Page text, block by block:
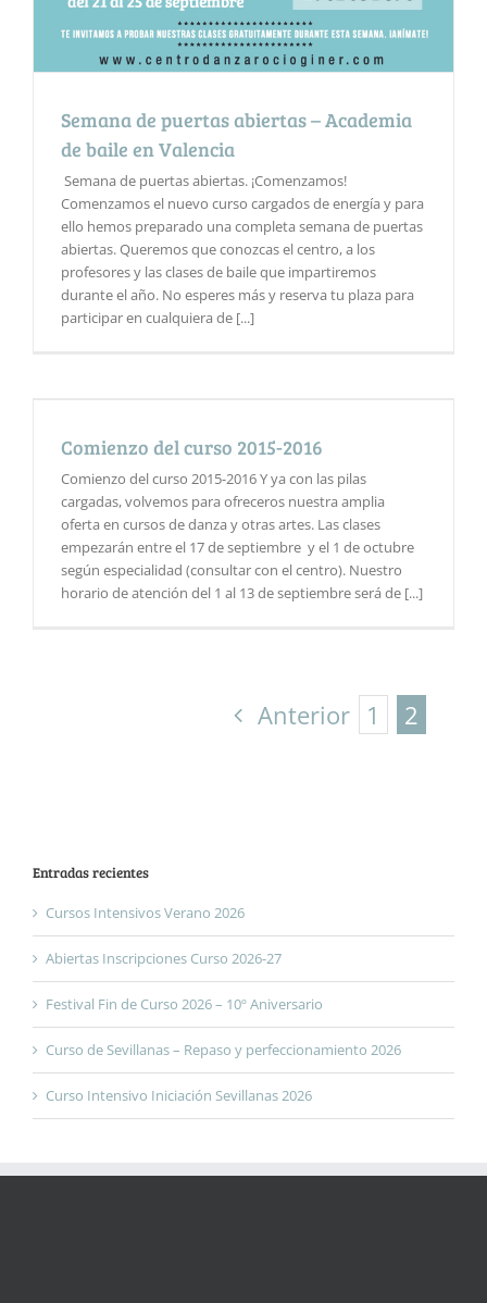
Semana de puertas abiertas – Academia
de baile en Valencia
Semana de puertas abiertas. ¡Comenzamos!
Comenzamos el nuevo curso cargados de energía y para
ello hemos preparado una completa semana de puertas
abiertas. Queremos que conozcas el centro, a los
profesores y las clases de baile que impartiremos
durante el año. No esperes más y reserva tu plaza para
participar en cualquiera de [...]
Comienzo del curso 2015-2016
Comienzo del curso 2015-2016 Y ya con las pilas
cargadas, volvemos para ofreceros nuestra amplia
oferta en cursos de danza y otras artes. Las clases
empezarán entre el 17 de septiembre y el 1 de octubre
según especialidad (consultar con el centro). Nuestro
horario de atención del 1 al 13 de septiembre será de [...]
Anterior 1 2
Entradas recientes
Cursos Intensivos Verano 2026
Abiertas Inscripciones Curso 2026-27
Festival Fin de Curso 2026 – 10º Aniversario
Curso de Sevillanas – Repaso y perfeccionamiento 2026
Curso Intensivo Iniciación Sevillanas 2026